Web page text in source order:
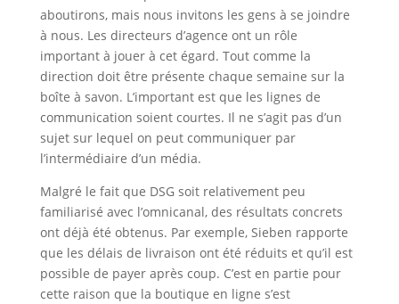
aboutirons, mais nous invitons les gens à se joindre
à nous. Les directeurs d’agence ont un rôle
important à jouer à cet égard. Tout comme la
direction doit être présente chaque semaine sur la
boîte à savon. L’important est que les lignes de
communication soient courtes. Il ne s’agit pas d’un
sujet sur lequel on peut communiquer par
l’intermédiaire d’un média.
Malgré le fait que DSG soit relativement peu
familiarisé avec l’omnicanal, des résultats concrets
ont déjà été obtenus. Par exemple, Sieben rapporte
que les délais de livraison ont été réduits et qu’il est
possible de payer après coup. C’est en partie pour
cette raison que la boutique en ligne s’est